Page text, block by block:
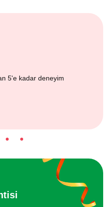
5'e kadar deneyim